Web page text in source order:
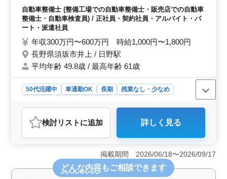
に位置し、駅チカで通勤も便利です。また、車通勤も可
能で、無料の駐車場も完備しております。
全般 ・車種は主に国産車がメインとなりま
す。稀に輸入車、小型トラック等も整備して
サポート致します。 現在50歳以上も活躍し
ている企業です。 国産車中心の販売店の為
様々な国産車を整備することが出来ます 今
までの経験を活かして働ける方のご応募お待
ちしております。 ＜以下当てはまる方は是
非ご応募ください＞ ※給与を上げたい ※休
みが欲しい ※通勤を短くしたい ※年齢で落
選したくない。まだやりたい。
自動車整備士 (整備工場での自動車整備士・販売店での自動車
整備士・自動車検査員) / 正社員・契約社員・アルバイト・パ
ート・派遣社員
年収300万円〜600万円 時給1,000円〜1,800円
長野県須坂市井上 / 日野駅
平均年齢 49.8歳 / 最高年齢 61歳
50代活躍中 車通勤OK 長期
残業なし・少なめ
自動車整備士
おすすめポイント
＜豊富な経験と専門知識を活かすチャンス＞ 自動車整
備士として10年以上の経験を持つ方を募集しています。
主に国産車の整備を担当し、定期点検整備や車検対応な
ど、幅広い業務に携わります。現場では周囲がサポート
検討リスト に追加 詳しく見る
掲載期間 2026/06/18〜2026/09/17
どんな内容もご相談できます